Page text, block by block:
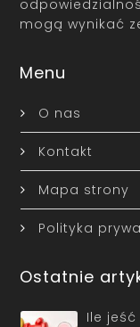
Menu
Ostatnie
Ile